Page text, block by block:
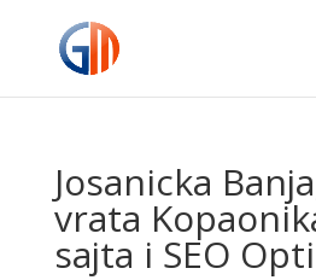
Josanicka
vrata
sajta i SEO